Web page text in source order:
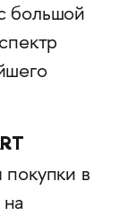
большой
покупки в